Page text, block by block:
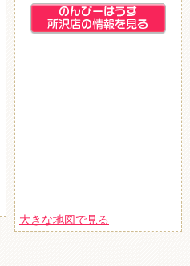
大きな地図で見る